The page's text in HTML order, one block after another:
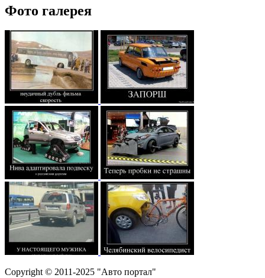
Фото галерея
Copyright © 2011-2025 "Авто портал"